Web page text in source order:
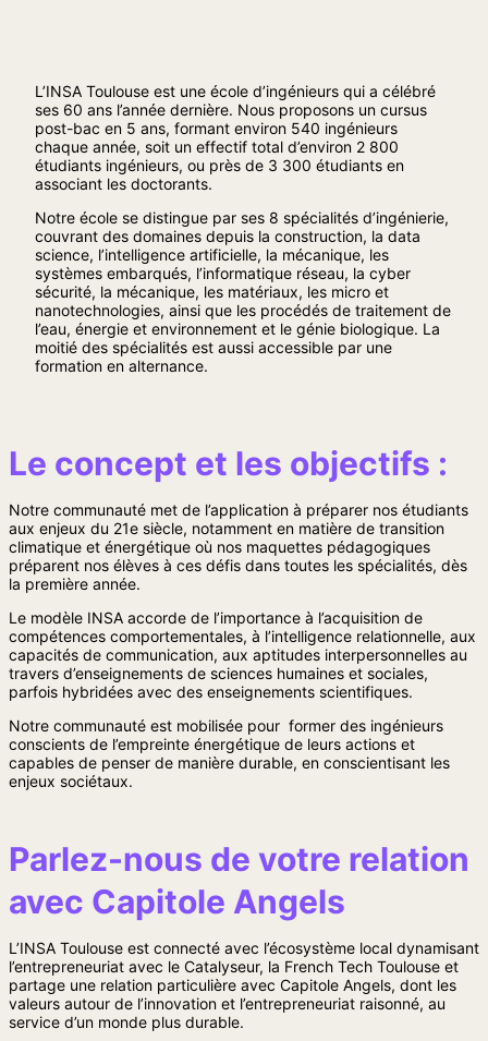
L’INSA Toulouse est une école d’ingénieurs qui a célébré
ses 60 ans l’année dernière. Nous proposons un cursus
post-bac en 5 ans, formant environ 540 ingénieurs
chaque année, soit un effectif total d’environ 2 800
étudiants ingénieurs, ou près de 3 300 étudiants en
associant les doctorants.
Notre école se distingue par ses 8 spécialités d’ingénierie,
couvrant des domaines depuis la construction, la data
science, l’intelligence artificielle, la mécanique, les
systèmes embarqués, l’informatique réseau, la cyber
sécurité, la mécanique, les matériaux, les micro et
nanotechnologies, ainsi que les procédés de traitement de
l’eau, énergie et environnement et le génie biologique. La
moitié des spécialités est aussi accessible par une
formation en alternance.
Le concept et les objectifs :
Notre communauté met de l’application à préparer nos étudiants
aux enjeux du 21e siècle, notamment en matière de transition
climatique et énergétique où nos maquettes pédagogiques
préparent nos élèves à ces défis dans toutes les spécialités, dès
la première année.
Le modèle INSA accorde de l’importance à l’acquisition de
compétences comportementales, à l’intelligence relationnelle, aux
capacités de communication, aux aptitudes interpersonnelles au
travers d’enseignements de sciences humaines et sociales,
parfois hybridées avec des enseignements scientifiques.
Notre communauté est mobilisée pour former des ingénieurs
conscients de l’empreinte énergétique de leurs actions et
capables de penser de manière durable, en conscientisant les
enjeux sociétaux.
Parlez-nous de votre relation
avec Capitole Angels
L’INSA Toulouse est connecté avec l’écosystème local dynamisant
l’entrepreneuriat avec le Catalyseur, la French Tech Toulouse et
partage une relation particulière avec Capitole Angels, dont les
valeurs autour de l’innovation et l’entrepreneuriat raisonné, au
service d’un monde plus durable.